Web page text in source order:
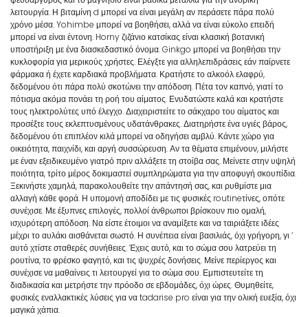
λειτουργία. Η βιταμίνη d μπορεί να είναι μεγάλη αν περάσετε πάρα πολύ
χρόνο μέσα. Yohimbe μπορεί να βοηθήσει, αλλά να είναι εύκολο επειδή
μπορεί να είναι έντονη. Horny ζιζάνιο κατσίκας είναι κλασική βοτανική
υποστήριξη με ένα διασκεδαστικό όνομα. Ginkgo μπορεί να βοηθήσει την
κυκλοφορία για μερικούς χρήστες. Ελέγξτε για αλληλεπιδράσεις εάν παίρνετε
φάρμακα ή έχετε καρδιακά προβλήματα. Κρατήστε το αλκοόλ ελαφρύ,
δεδομένου ότι πάρα πολύ σκοτώνει την απόδοση. Πέτα τον καπνό, γιατί το
πότισμα ακόμα πονάει τη ροή του αίματος. Ενυδατώστε καλά και κρατήστε
τους ηλεκτρολύτες υπό έλεγχο. Διαχειριστείτε το σάκχαρο του αίματος και
προσέξτε τους εκλεπτυσμένους υδατάνθρακες. Διατηρήστε ένα υγιές βάρος,
δεδομένου ότι επιπλέον κιλά μπορεί να οδηγήσει αμβλύ. Κάντε χώρο για
οικειότητα, παιχνίδι, και αργή συσσώρευση. Αν τα θέματα επιμένουν, μιλήστε
με έναν εξειδικευμένο γιατρό πριν αλλάξετε τη στοίβα σας. Μείνετε στην υψηλή
ποιότητα, τρίτο μέρος δοκιμαστεί συμπληρώματα για την αποφυγή σκουπίδια.
Ξεκινήστε χαμηλά, παρακολουθείτε την απάντησή σας, και ρυθμίστε μια
αλλαγή κάθε φορά. Η υπομονή αποδίδει με τις φυσικές routineτίνες, οπότε
συνέχισε. Με έξυπνες επιλογές, πολλοί άνθρωποι βρίσκουν πιο ομαλή,
ισχυρότερη απόδοση. Να είστε έτοιμοι να αναμίξετε και να ταιριάξετε ιδέες
μέχρι το αυλάκι αισθάνεται σωστό. Η συνέπεια είναι βασιλιάς, όχι γρήγορη, γι ’
αυτό χτίστε σταθερές συνήθειες. Έχεις αυτό, και το σώμα σου λατρεύει τη
ρουτίνα, το φρέσκο φαγητό, και τις ψυχρές δονήσεις. Μείνε περίεργος και
συνέχισε να μαθαίνεις τι λειτουργεί για το σώμα σου. Εμπιστευτείτε τη
διαδικασία και μετρήστε την πρόοδο σε εβδομάδες, όχι ώρες. Θυμηθείτε,
φυσικές εναλλακτικές λύσεις για να tadarise pro είναι για την ολική ευεξία, όχι
μαγικά χάπια.